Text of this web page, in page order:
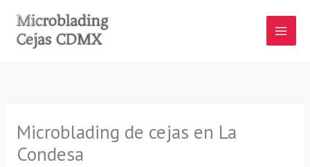
contenido
Microblading de cejas en La
Condesa